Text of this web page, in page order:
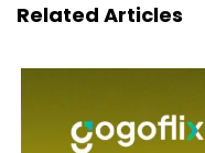
Related Articles